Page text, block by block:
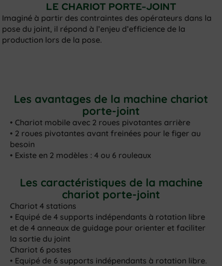
LE CHARIOT PORTE-JOINT
Imaginé à partir des contraintes des opérateurs dans la
pose du joint, il répond à l’enjeu d’efficience de la
production lors de la pose.
Les avantages de la machine chariot
porte-joint
• Chariot mobile avec 2 roues pivotantes arrière
• 2 roues pivotantes avant freinées pour le figer au
besoin
• Existe en 2 modèles : 4 ou 6 rouleaux
Les caractéristiques de la machine
chariot porte-joint
Chariot 4 stations
• Equipé de 4 supports indépendants à rotation libre
et de 4 anneaux de guidage pour orienter et faciliter
la sortie du joint
Chariot 6 postes
• Equipé de 6 supports indépendants à rotation libre.